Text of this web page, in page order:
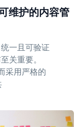
维护的内容管
一且可验证
关重要。
采用严格的